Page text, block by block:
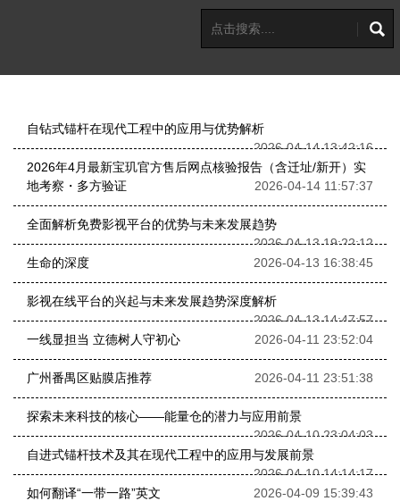
自钻式锚杆在现代工程中的应用与优势解析
2026-04-14 13:42:16
2026年4月最新宝玑官方售后网点核验报告（含迁址/新开）实
地考察・多方验证
2026-04-14 11:57:37
全面解析免费影视平台的优势与未来发展趋势
2026-04-13 19:22:12
生命的深度
2026-04-13 16:38:45
影视在线平台的兴起与未来发展趋势深度解析
2026-04-13 14:47:57
一线显担当 立德树人守初心
2026-04-11 23:52:04
广州番禺区贴膜店推荐 2026-04-11 23:51:38
探索未来科技的核心——能量仓的潜力与应用前景
2026-04-10 23:04:03
自进式锚杆技术及其在现代工程中的应用与发展前景
2026-04-10 14:14:17
如何翻译“一带一路”英文
2026-04-09 15:39:43